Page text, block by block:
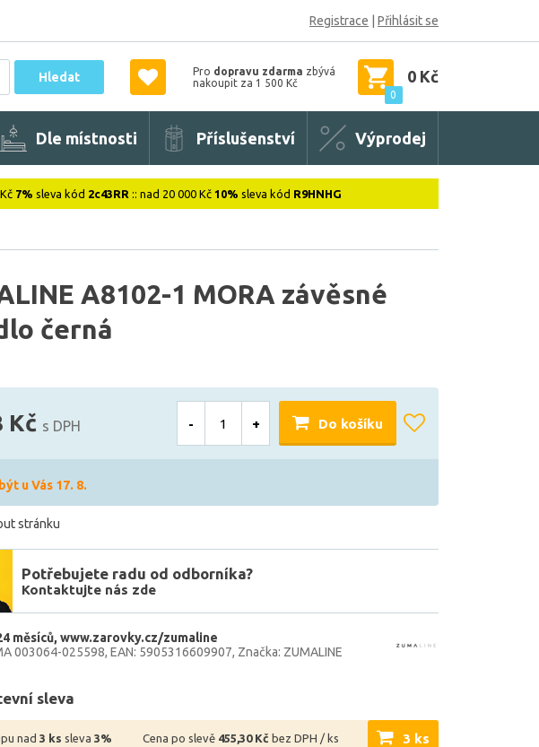
Registrace Přihlásit se
Hledat Pro dopravu zdarma zbývá
nakoupit za 1 500 Kč
0
0 Kč
Dle místnosti Příslušenství Výprodej
7% sleva kód 2c43RR :: nad 20 000 Kč 10% sleva kód R9HNHG
A8102-1 MORA závěsné
černá
Kč s DPH - + Do košíku
u Vás 17. 8.
stránku
Potřebujete radu od odborníka?
Kontaktujte nás zde
měsíců www.zarovky.cz/zumaline
003064-025598 EAN: 5905316609907 Značka: ZUMALINE
sleva
nad 3 ks sleva 3% Cena po slevě 455,30 Kč bez DPH / ks 3 ks